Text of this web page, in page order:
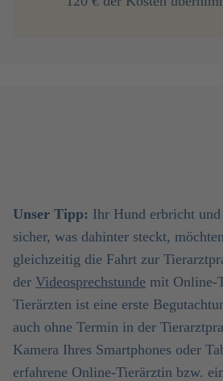
Unser Tipp: Ihr Hund erbricht
sicher, was dahinter steckt,
gleichzeitig die Fahrt zur
der Videosprechstunde mit Online-
Tierärzten ist eine erste
auch ohne Termin in der
Kamera Ihres Smartphones oder
erfahrene Online-Tierärztin bzw.